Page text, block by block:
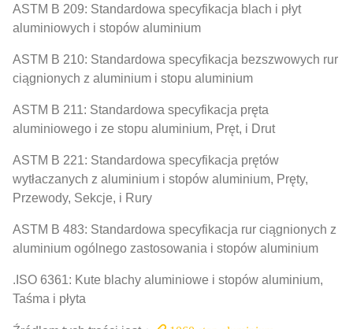
ASTM B 209: Standardowa specyfikacja blach i płyt
aluminiowych i stopów aluminium
ASTM B 210: Standardowa specyfikacja bezszwowych rur
ciągnionych z aluminium i stopu aluminium
ASTM B 211: Standardowa specyfikacja pręta
aluminiowego i ze stopu aluminium, Pręt, i Drut
ASTM B 221: Standardowa specyfikacja prętów
wytłaczanych z aluminium i stopów aluminium, Pręty,
Przewody, Sekcje, i Rury
ASTM B 483: Standardowa specyfikacja rur ciągnionych z
aluminium ogólnego zastosowania i stopów aluminium
.ISO 6361: Kute blachy aluminiowe i stopów aluminium,
Taśma i płyta